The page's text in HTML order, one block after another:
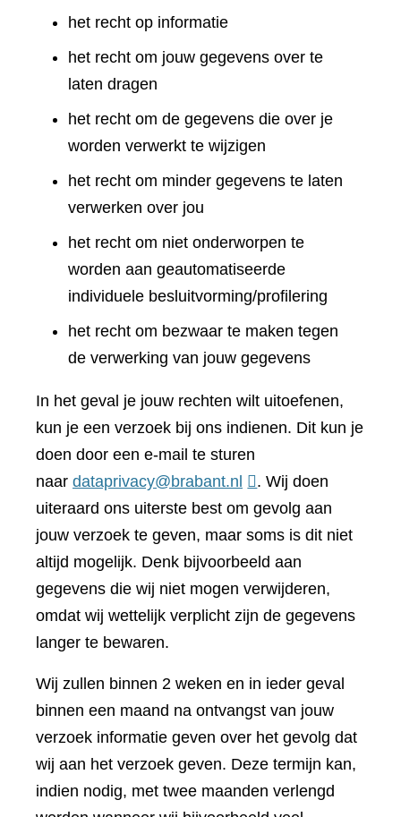
het recht op informatie
het recht om jouw gegevens over te
laten dragen
het recht om de gegevens die over je
worden verwerkt te wijzigen
het recht om minder gegevens te laten
verwerken over jou
het recht om niet onderworpen te
worden aan geautomatiseerde
individuele besluitvorming/profilering
het recht om bezwaar te maken tegen
de verwerking van jouw gegevens
In het geval je jouw rechten wilt uitoefenen,
kun je een verzoek bij ons indienen. Dit kun je
doen door een e-mail te sturen
naar dataprivacy@brabant.nl
. Wij doen
uiteraard ons uiterste best om gevolg aan
jouw verzoek te geven, maar soms is dit niet
altijd mogelijk. Denk bijvoorbeeld aan
gegevens die wij niet mogen verwijderen,
omdat wij wettelijk verplicht zijn de gegevens
langer te bewaren.
Wij zullen binnen 2 weken en in ieder geval
binnen een maand na ontvangst van jouw
verzoek informatie geven over het gevolg dat
wij aan het verzoek geven. Deze termijn kan,
indien nodig, met twee maanden verlengd